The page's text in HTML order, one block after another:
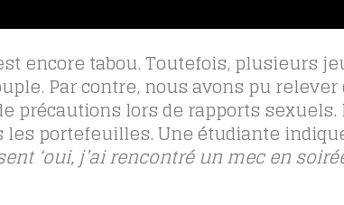
encore tabou. Toutefois, plusieurs
Par contre, nous avons pu relever
précautions lors de rapports sexuels.
portefeuilles. Une étudiante
‘oui, j’ai rencontré un mec en